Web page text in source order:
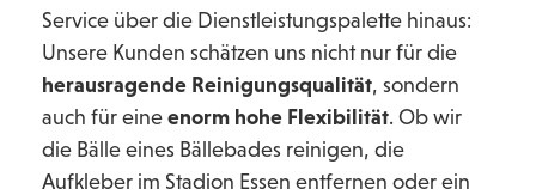
Service über die Dienstleistungspalette hinaus:
Unsere Kunden schätzen uns nicht nur für die
herausragende Reinigungsqualität, sondern
auch für eine enorm hohe Flexibilität. Ob wir
die Bälle eines Bällebades reinigen, die
Aufkleber im Stadion Essen entfernen oder ein